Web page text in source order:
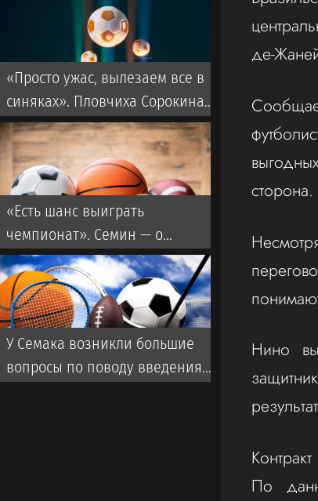
де-
сторона.
Нино
По
«Просто ужас, вылезаем все в
синяках». Пловчиха Сорокина
— о драках в воде
«Есть шанс выиграть
чемпионат». Семин — о
переходе Даку в «Спартак»
У Семака возникли большие
вопросы по поводу введения